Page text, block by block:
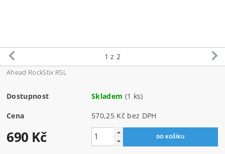
1 z 2
Ahead RockStix RSL
Dostupnost Skladem (1 ks)
Cena 570,25 Kč bez DPH
690 Kč